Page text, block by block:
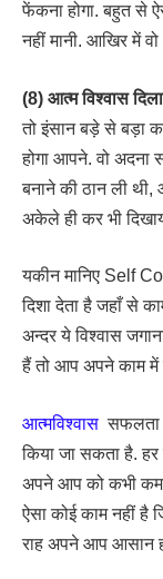
फेंकना होगा. बहुत से
नहीं मानी. आखिर में
(8) आत्म विश्वास
तो इंसान बड़े से बड़ा
होगा आपने. वो अदना
बनाने की ठान ली
अकेले ही कर भी
यकीन मानिए Self
दिशा देता है जहाँ से
अन्दर ये विश्वास
हैं तो आप अपने काम
आत्मविश्वास सफलता
किया जा सकता है.
अपने आप को कभी
ऐसा कोई काम नहीं
राह अपने आप आसान